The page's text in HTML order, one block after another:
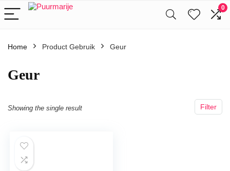
0
Home Product Gebruik ‎Geur
‎Geur
Filter
Showing the single result